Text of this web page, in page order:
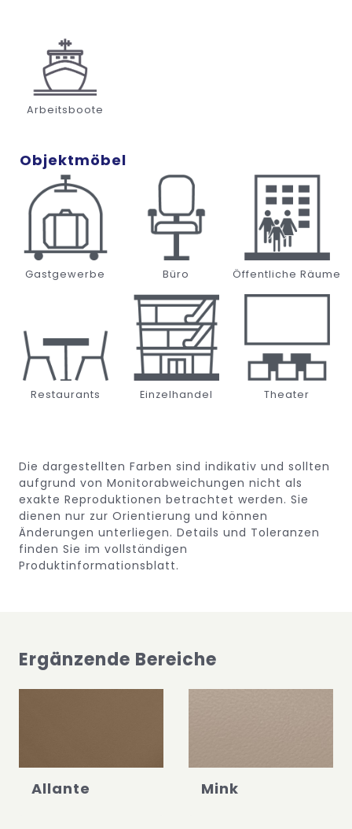
Arbeitsboote
Objektmöbel
Gastgewerbe Büro Öffentliche Räume
Restaurants Einzelhandel Theater
Die dargestellten Farben sind indikativ und sollten
aufgrund von Monitorabweichungen nicht als
exakte Reproduktionen betrachtet werden. Sie
dienen nur zur Orientierung und können
Änderungen unterliegen. Details und Toleranzen
finden Sie im vollständigen
Produktinformationsblatt.
Ergänzende Bereiche
Allante Mink